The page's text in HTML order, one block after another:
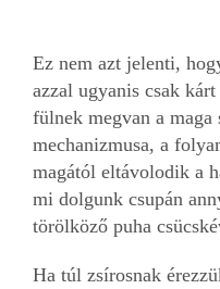
Ez nem azt jelenti,
azzal ugyanis csak
fülnek megvan a maga
mechanizmusa, a
magától eltávolodik a
mi dolgunk csupán
törölköző puha
Ha túl zsírosnak